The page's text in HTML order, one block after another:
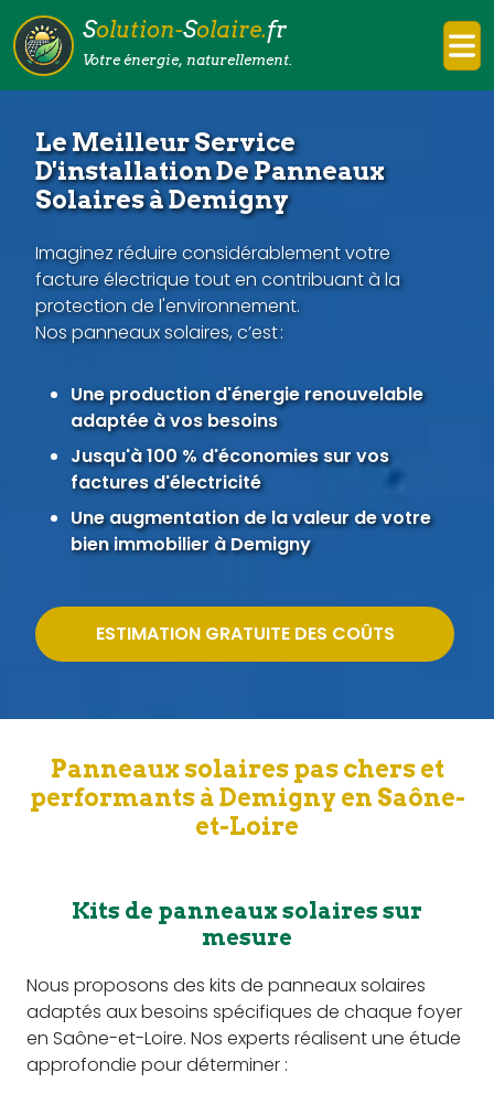
Solution-Solaire.fr
Votre énergie, naturellement.
Le Meilleur Service
D'installation De Panneaux
Solaires à Demigny
Imaginez réduire considérablement votre
facture électrique tout en contribuant à la
protection de l'environnement.
Nos panneaux solaires, c’est :
Une production d'énergie renouvelable
adaptée à vos besoins
Jusqu'à 100 % d'économies sur vos
factures d'électricité
Une augmentation de la valeur de votre
bien immobilier à Demigny
ESTIMATION GRATUITE DES COÛTS
Panneaux solaires pas chers et
performants à Demigny en Saône-
et-Loire
Kits de panneaux solaires sur
mesure
Nous proposons des kits de panneaux solaires
adaptés aux besoins spécifiques de chaque foyer
en Saône-et-Loire. Nos experts réalisent une étude
approfondie pour déterminer :